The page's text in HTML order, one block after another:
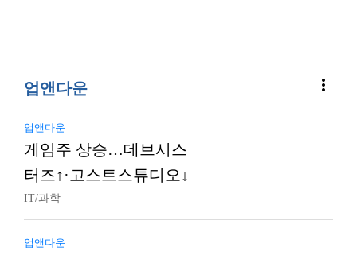
업앤다운 more_vert
업앤다운
게임주 상승…데브시스
터즈↑·고스트스튜디오↓
IT/과학
업앤다운